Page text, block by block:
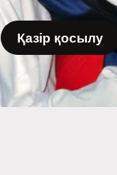
Қазір қосылу